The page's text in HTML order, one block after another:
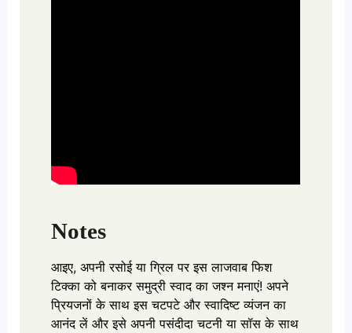
Notes
आइए, अपनी रसोई या ग्रिल पर इस लाजवाब फिश
टिक्का को बनाकर समुद्री स्वाद का जश्न मनाएं! अपने
प्रियजनों के साथ इस चटपटे और स्वादिष्ट व्यंजन का
आनंद लें और इसे अपनी पसंदीदा चटनी या सॉस के साथ